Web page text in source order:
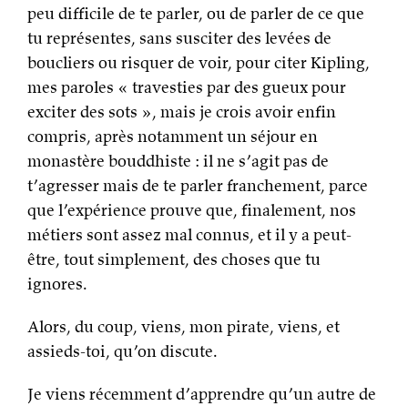
peu difficile de te parler, ou de parler de ce que
tu représentes, sans susciter des levées de
boucliers ou risquer de voir, pour citer Kipling,
mes paroles « travesties par des gueux pour
exciter des sots », mais je crois avoir enfin
compris, après notamment un séjour en
monastère bouddhiste : il ne s’agit pas de
t’agresser mais de te parler franchement, parce
que l’expérience prouve que, finalement, nos
métiers sont assez mal connus, et il y a peut-
être, tout simplement, des choses que tu
ignores.
Alors, du coup, viens, mon pirate, viens, et
assieds-toi, qu’on discute.
Je viens récemment d’apprendre qu’un autre de